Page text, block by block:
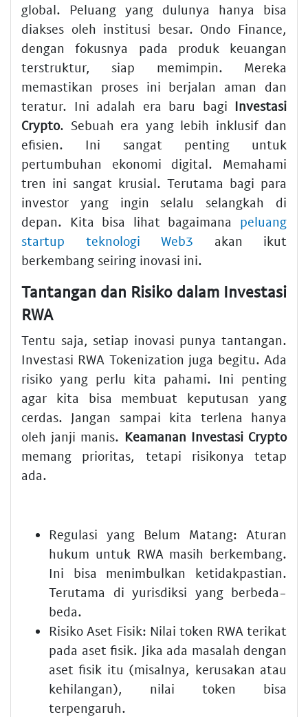
global. Peluang yang dulunya hanya bisa
diakses oleh institusi besar. Ondo Finance,
dengan fokusnya pada produk keuangan
terstruktur, siap memimpin. Mereka
memastikan proses ini berjalan aman dan
teratur. Ini adalah era baru bagi Investasi
Crypto. Sebuah era yang lebih inklusif dan
efisien. Ini sangat penting untuk
pertumbuhan ekonomi digital. Memahami
tren ini sangat krusial. Terutama bagi para
investor yang ingin selalu selangkah di
depan. Kita bisa lihat bagaimana peluang
startup teknologi Web3 akan ikut
berkembang seiring inovasi ini.
Tantangan dan Risiko dalam Investasi
RWA
Tentu saja, setiap inovasi punya tantangan.
Investasi RWA Tokenization juga begitu. Ada
risiko yang perlu kita pahami. Ini penting
agar kita bisa membuat keputusan yang
cerdas. Jangan sampai kita terlena hanya
oleh janji manis. Keamanan Investasi Crypto
memang prioritas, tetapi risikonya tetap
ada.
Regulasi yang Belum Matang: Aturan
hukum untuk RWA masih berkembang.
Ini bisa menimbulkan ketidakpastian.
Terutama di yurisdiksi yang berbeda-
beda.
Risiko Aset Fisik: Nilai token RWA terikat
pada aset fisik. Jika ada masalah dengan
aset fisik itu (misalnya, kerusakan atau
kehilangan), nilai token bisa
terpengaruh.